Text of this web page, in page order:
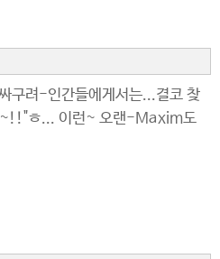
구려-인간들에게서는...결코 찾
~!!"ㅎ... 이런~ 오랜-Maxim도